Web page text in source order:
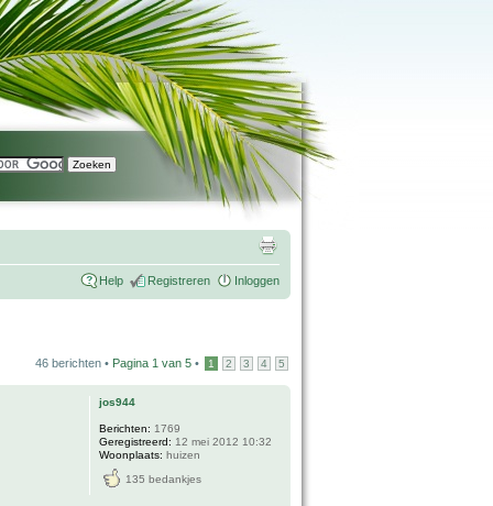
Help Registreren Inloggen
46 berichten • Pagina 1 van 5 • 1 2 3 4 5
jos944
Berichten: 1769
Geregistreerd: 12 mei 2012 10:32
Woonplaats: huizen
135 bedankjes